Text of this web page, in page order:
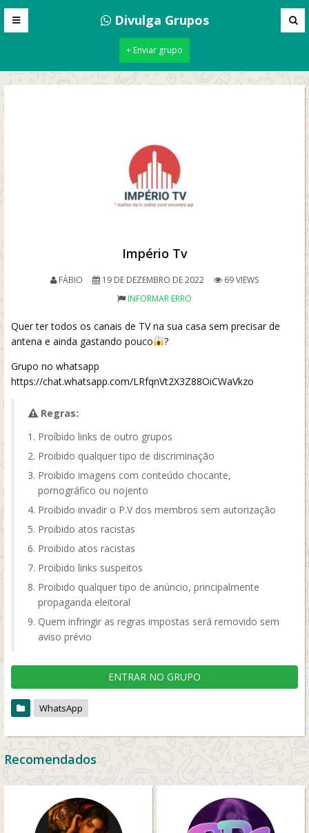
Divulga Grupos
+ Enviar grupo
Império Tv
FÁBIO 19 DE DEZEMBRO DE 2022
69 VIEWS
INFORMAR ERRO
Quer ter todos os canais de TV na sua casa sem precisar de
antena e ainda gastando pouco
?
Grupo no whatsapp
https://chat.whatsapp.com/LRfqnVt2X3Z88OiCWaVkzo
Regras:
Proíbido links de outro grupos
Proibido qualquer tipo de discriminação
Proibido imagens com conteúdo chocante,
pornográfico ou nojento
Proibido invadir o P.V dos membros sem autorização
Proibido atos racistas
Proibido atos racistas
Proibido links suspeitos
Proibido qualquer tipo de anúncio, principalmente
propaganda eleitoral
Quem infringir as regras impostas será removido sem
aviso prévio
ENTRAR NO GRUPO
WhatsApp
Recomendados